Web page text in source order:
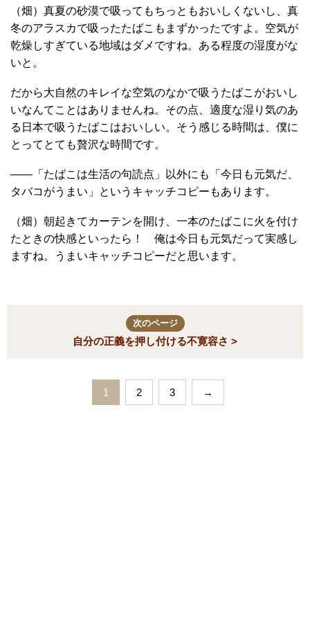
（畑）真夏の砂漠で吸ってもちっともおいしくないし、真
冬のアラスカで吸ったたばこもまずかったですよ。空気が
乾燥しすぎている地域はダメですね。ある程度の湿度がな
いと。
だから大自然のキレイな空気のなかで吸うたばこがおいし
いなんてことはありませんね。その点、適度な湿り気のあ
る日本で吸うたばこはおいしい。そう感じる時間は、僕に
とってとても贅沢な時間です。
――「たばこは生活の句読点」以外にも「今日も元気だ、
タバコがうまい」というキャッチコピーもあります。
（畑）朝起きてカーテンを開け、一本のたばこに火を付け
たときの快感といったら！ 俺は今日も元気だって実感し
ますね。うまいキャッチコピーだと思います。
次のページ
自分の正義を押し付ける不寛容さ >
1 2 3 →